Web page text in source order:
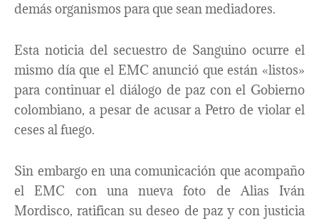
demás organismos para que sean mediadores.
Esta noticia del secuestro de Sanguino ocurre el
mismo día que el EMC anunció que están «listos»
para continuar el diálogo de paz con el Gobierno
colombiano, a pesar de acusar a Petro de violar el
ceses al fuego.
Sin embargo en una comunicación que acompaño
el EMC con una nueva foto de Alias Iván
Mordisco, ratifican su deseo de paz y con justicia